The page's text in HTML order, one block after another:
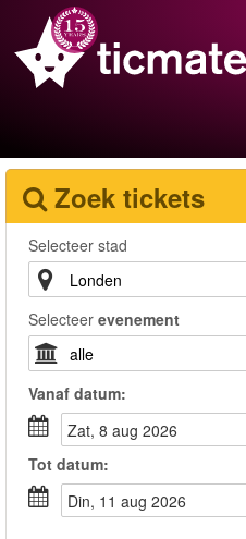
Zoek tickets
Selecteer stad
Selecteer evenement
Vanaf datum:
zat, 8 aug 2026
Tot datum:
din, 11 aug 2026